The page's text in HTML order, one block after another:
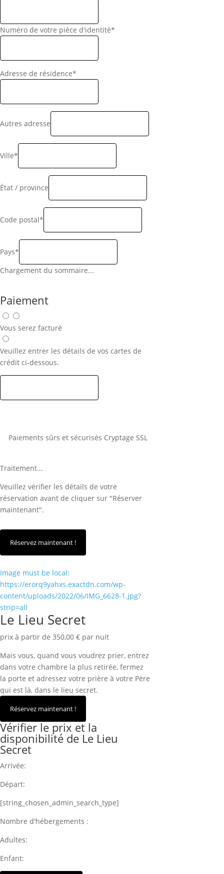
Numéro de votre pièce d'identité*
Adresse de résidence*
Autres adresse
Ville*
État / province
Code postal*
Pays*
Chargement du sommaire...
Paiement
Vous serez facturé
Veuillez entrer les détails de vos cartes de
crédit ci-dessous.
Paiements sûrs et sécurisés Cryptage SSL
Traitement...
Veuillez vérifier les détails de votre
réservation avant de cliquer sur "Réserver
maintenant".
Image must be local:
https://erorq9yahxs.exactdn.com/wp-
content/uploads/2022/06/IMG_6628-1.jpg?
strip=all
Le Lieu Secret
prix à partir de 350,00 € par nuit
Mais vous, quand vous voudrez prier, entrez
dans votre chambre la plus retirée, fermez
la porte et adressez votre prière à votre Père
qui est là, dans le lieu secret.
Vérifier le prix et la
disponibilité de Le Lieu
Secret
Arrivée:
Départ:
[string_chosen_admin_search_type]
Nombre d'hébergements :
Adultes:
Enfant: